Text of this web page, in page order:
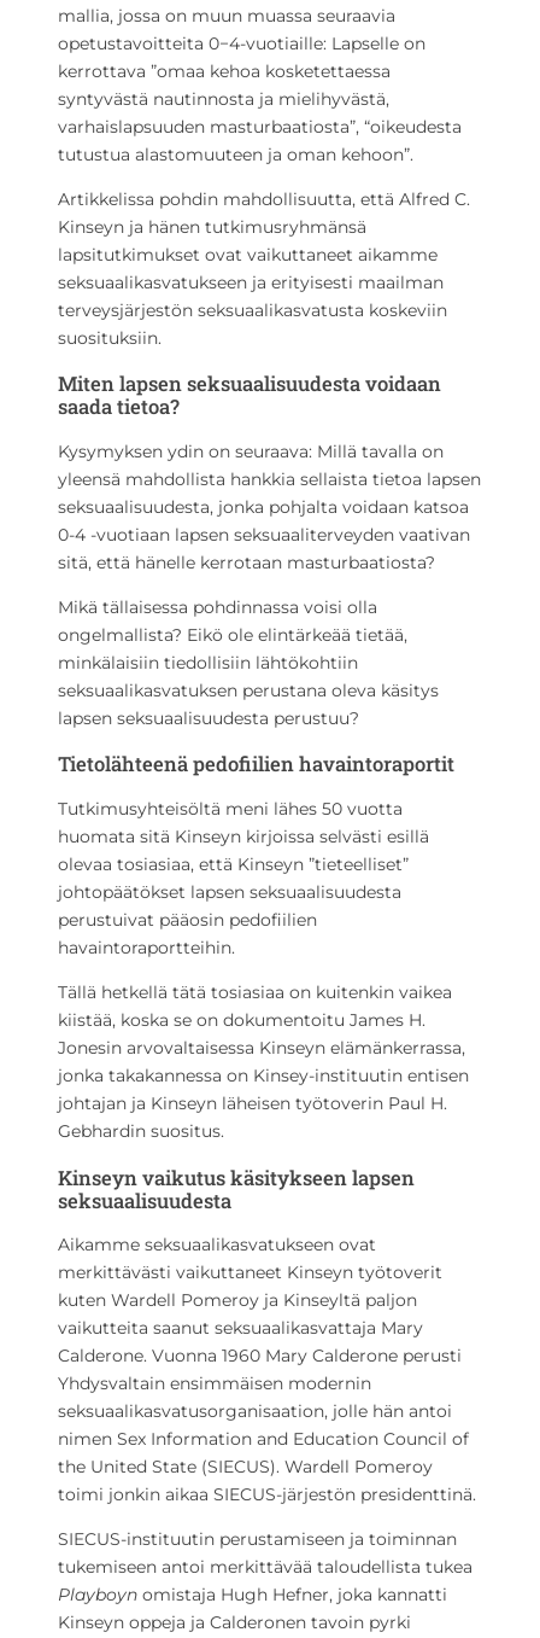
mallia, jossa on muun muassa seuraavia
opetustavoitteita 0−4-vuotiaille: Lapselle on
kerrottava ”omaa kehoa kosketettaessa
syntyvästä nautinnosta ja mielihyvästä,
varhaislapsuuden masturbaatiosta”, “oikeudesta
tutustua alastomuuteen ja oman kehoon”.
Artikkelissa pohdin mahdollisuutta, että Alfred C.
Kinseyn ja hänen tutkimusryhmänsä
lapsitutkimukset ovat vaikuttaneet aikamme
seksuaalikasvatukseen ja erityisesti maailman
terveysjärjestön seksuaalikasvatusta koskeviin
suosituksiin.
Miten lapsen seksuaalisuudesta voidaan
saada tietoa?
Kysymyksen ydin on seuraava: Millä tavalla on
yleensä mahdollista hankkia sellaista tietoa lapsen
seksuaalisuudesta, jonka pohjalta voidaan katsoa
0-4 -vuotiaan lapsen seksuaaliterveyden vaativan
sitä, että hänelle kerrotaan masturbaatiosta?
Mikä tällaisessa pohdinnassa voisi olla
ongelmallista? Eikö ole elintärkeää tietää,
minkälaisiin tiedollisiin lähtökohtiin
seksuaalikasvatuksen perustana oleva käsitys
lapsen seksuaalisuudesta perustuu?
Tietolähteenä pedofiilien havaintoraportit
Tutkimusyhteisöltä meni lähes 50 vuotta
huomata sitä Kinseyn kirjoissa selvästi esillä
olevaa tosiasiaa, että Kinseyn ”tieteelliset”
johtopäätökset lapsen seksuaalisuudesta
perustuivat pääosin pedofiilien
havaintoraportteihin.
Tällä hetkellä tätä tosiasiaa on kuitenkin vaikea
kiistää, koska se on dokumentoitu James H.
Jonesin arvovaltaisessa Kinseyn elämänkerrassa,
jonka takakannessa on Kinsey-instituutin entisen
johtajan ja Kinseyn läheisen työtoverin Paul H.
Gebhardin suositus.
Kinseyn vaikutus käsitykseen lapsen
seksuaalisuudesta
Aikamme seksuaalikasvatukseen ovat
merkittävästi vaikuttaneet Kinseyn työtoverit
kuten Wardell Pomeroy ja Kinseyltä paljon
vaikutteita saanut seksuaalikasvattaja Mary
Calderone. Vuonna 1960 Mary Calderone perusti
Yhdysvaltain ensimmäisen modernin
seksuaalikasvatusorganisaation, jolle hän antoi
nimen Sex Information and Education Council of
the United State (SIECUS). Wardell Pomeroy
toimi jonkin aikaa SIECUS-järjestön presidenttinä.
SIECUS-instituutin perustamiseen ja toiminnan
tukemiseen antoi merkittävää taloudellista tukea
Playboyn omistaja Hugh Hefner, joka kannatti
Kinseyn oppeja ja Calderonen tavoin pyrki